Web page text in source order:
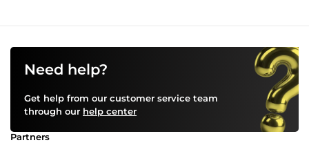
Need help?
Get help from our customer service team
through our help center
Partners